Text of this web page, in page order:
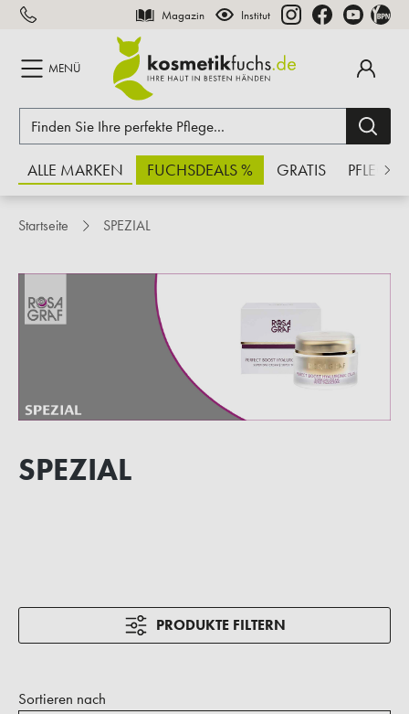
springen Magazin Institut
MENÜ
ALLE MARKEN FUCHSDEALS % GRATIS PFLEGE
Startseite SPEZIAL
SPEZIAL
PRODUKTE FILTERN
Sortieren nach